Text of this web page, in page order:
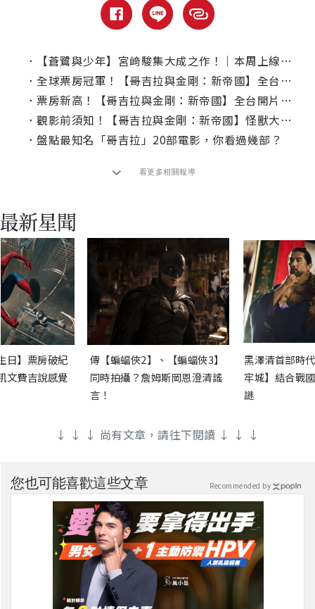
．
【蒼鷺與少年】宮﨑駿集大成之作！｜本周上線、電視首播推薦
． 全球票房冠軍！【哥吉拉與金剛：新帝國】全台票房近9500萬！
． 票房新高！【哥吉拉與金剛：新帝國】全台開片日票房近1600萬
． 觀影前須知！【哥吉拉與金剛：新帝國】怪獸大盤點
． 盤點最知名「哥吉拉」20部電影，你看過幾部？
看更多相關報導
日】票房破紀
文費吉說感覺
傳【蝙蝠俠2】、【蝙蝠俠3】
同時拍攝？詹姆斯岡恩澄清謠
言！
黑澤清首部時
牢城】結合戰
謎
↓ ↓ ↓ 尚有文章，請往下閱讀 ↓ ↓ ↓
您也可能喜歡這些文章 Recommended by